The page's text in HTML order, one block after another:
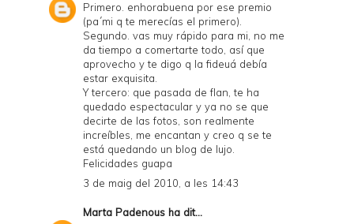
Primero. enhorabuena por ese premio
(pa´mi q te merecías el primero).
Segundo. vas muy rápido para mi, no me
da tiempo a comertarte todo, así que
aprovecho y te digo q la fideuá debía
estar exquisita.
Y tercero: que pasada de flan, te ha
quedado espectacular y ya no se que
decirte de las fotos, son realmente
increíbles, me encantan y creo q se te
está quedando un blog de lujo.
Felicidades guapa
3 de maig del 2010, a les 14:43
Marta Padenous ha dit...